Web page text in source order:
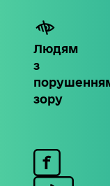
Людям
з
зору